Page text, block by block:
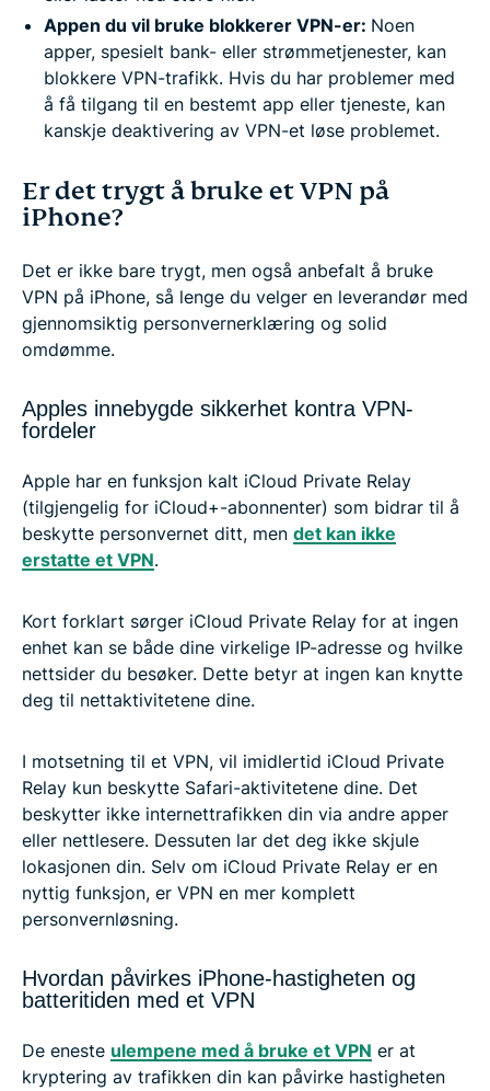
Appen du vil bruke blokkerer VPN-er: Noen
apper, spesielt bank- eller strømmetjenester, kan
blokkere VPN-trafikk. Hvis du har problemer med
å få tilgang til en bestemt app eller tjeneste, kan
kanskje deaktivering av VPN-et løse problemet.
Er det trygt å bruke et VPN på
iPhone?
Det er ikke bare trygt, men også anbefalt å bruke
VPN på iPhone, så lenge du velger en leverandør med
gjennomsiktig personvernerklæring og solid
omdømme.
Apples innebygde sikkerhet kontra VPN-
fordeler
Apple har en funksjon kalt iCloud Private Relay
(tilgjengelig for iCloud+-abonnenter) som bidrar til å
beskytte personvernet ditt, men det kan ikke
erstatte et VPN.
Kort forklart sørger iCloud Private Relay for at ingen
enhet kan se både dine virkelige IP-adresse og hvilke
nettsider du besøker. Dette betyr at ingen kan knytte
deg til nettaktivitetene dine.
I motsetning til et VPN, vil imidlertid iCloud Private
Relay kun beskytte Safari-aktivitetene dine. Det
beskytter ikke internettrafikken din via andre apper
eller nettlesere. Dessuten lar det deg ikke skjule
lokasjonen din. Selv om iCloud Private Relay er en
nyttig funksjon, er VPN en mer komplett
personvernløsning.
Hvordan påvirkes iPhone-hastigheten og
batteritiden med et VPN
De eneste ulempene med å bruke et VPN er at
kryptering av trafikken din kan påvirke hastigheten